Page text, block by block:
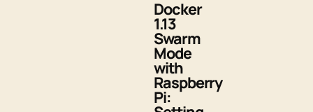
Docker
1.13
Swarm
Mode
with
Raspberry
Pi: